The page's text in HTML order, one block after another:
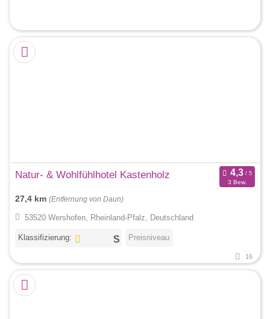
Natur- & Wohlfühlhotel Kastenholz
3 Bew.
27,4 km (Entfernung von Daun)
53520 Wershofen, Rheinland-Pfalz, Deutschland
Klassifizierung: Preisniveau
16